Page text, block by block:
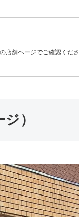
店舗ページでご確認くださ
）